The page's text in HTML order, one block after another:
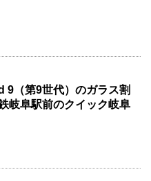
9（第9世代）のガラス割
岐阜駅前のクイック岐阜